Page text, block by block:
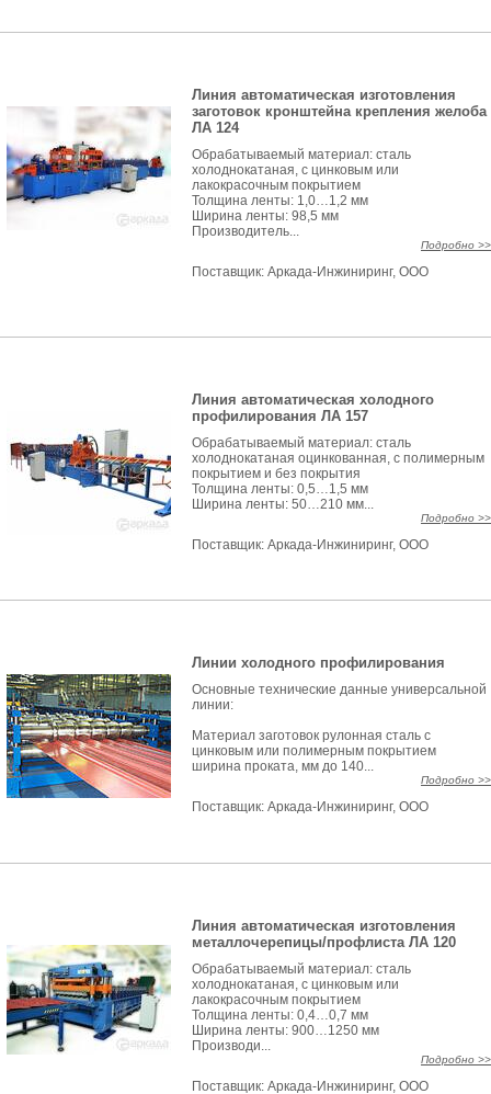
Линия автоматическая изготовления
заготовок кронштейна крепления желоба
ЛА 124
Обрабатываемый материал: сталь
холоднокатаная, с цинковым или
лакокрасочным покрытием
Толщина ленты: 1,0…1,2 мм
Ширина ленты: 98,5 мм
Производитель...
Подробно >>
Поставщик: Аркада-Инжиниринг, ООО
Линия автоматическая холодного
профилирования ЛА 157
Обрабатываемый материал: сталь
холоднокатаная оцинкованная, с полимерным
покрытием и без покрытия
Толщина ленты: 0,5…1,5 мм
Ширина ленты: 50…210 мм...
Подробно >>
Поставщик: Аркада-Инжиниринг, ООО
Линии холодного профилирования
Основные технические данные универсальной
линии:
Материал заготовок рулонная сталь с
цинковым или полимерным покрытием
ширина проката, мм до 140...
Подробно >>
Поставщик: Аркада-Инжиниринг, ООО
Линия автоматическая изготовления
металлочерепицы/профлиста ЛА 120
Обрабатываемый материал: сталь
холоднокатаная, с цинковым или
лакокрасочным покрытием
Толщина ленты: 0,4…0,7 мм
Ширина ленты: 900…1250 мм
Производи...
Подробно >>
Поставщик: Аркада-Инжиниринг, ООО